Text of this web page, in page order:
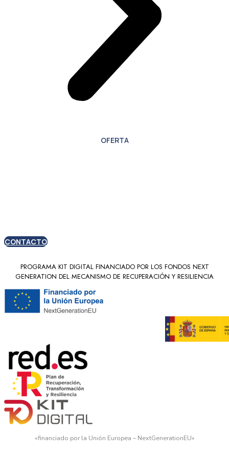
OFERTA
CONTACTO
PROGRAMA KIT DIGITAL FINANCIADO POR LOS FONDOS NEXT
GENERATION DEL MECANISMO DE RECUPERACIÓN Y RESILIENCIA
«financiado por la Unión Europea – NextGenerationEU»